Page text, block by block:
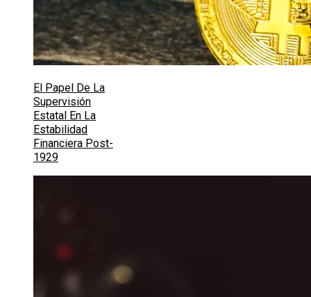
El Papel De La
Supervisión
Estatal En La
Estabilidad
Financiera Post-
1929